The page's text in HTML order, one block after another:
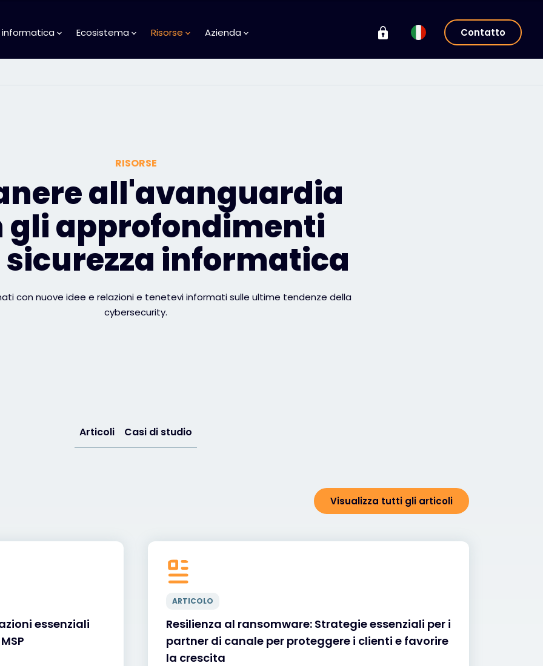
informatica Ecosistema Risorse Azienda Contatto
RISORSE
all'avanguardia
gli approfondimenti
informatica
con nuove idee e relazioni e tenetevi informati sulle ultime tendenze della
cybersecurity.
Articoli Casi di studio
Visualizza tutti gli articoli
essenziali
ARTICOLO
Resilienza al ransomware: Strategie essenziali per i
partner di canale per proteggere i clienti e favorire
la crescita